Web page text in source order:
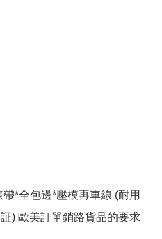
*全包邊*壓模再車線 (耐用
) 歐美訂單銷路貨品的要求